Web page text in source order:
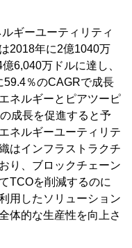
ギーユーティリティ
2018年に2億1040万
6,040万ドルに達し、
59.4％のCAGRで成長
ネルギーとピアツーピ
成長を促進すると予
ネルギーユーティリテ
はインフラストラクチ
り、ブロックチェーン
TCOを削減するのに
用したソリューション
体的な生産性を向上さ